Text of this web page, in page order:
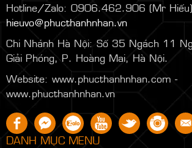
Hotline/Zalo: 0906.462.906 (Mr Hiếu)
hieuvo@phucthanhnhan.vn
Chi Nhánh Hà Nội: Số 35 Ngách 11
Giải Phóng, P. Hoàng Mai, Hà Nội.
Website: www.phucthanhnhan.com -
www.phucthanhnhan.vn
DANH MỤC MENU